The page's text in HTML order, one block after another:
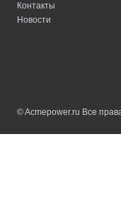
Контакты
Новости
© Acmepower.ru Все